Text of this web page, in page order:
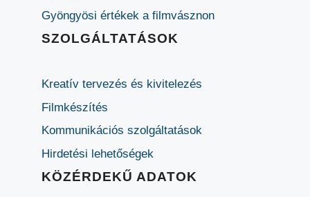
Gyöngyösi értékek a filmvásznon
SZOLGÁLTATÁSOK
Kreatív tervezés és kivitelezés
Filmkészítés
Kommunikációs szolgáltatások
Hirdetési lehetőségek
KÖZÉRDEKŰ ADATOK